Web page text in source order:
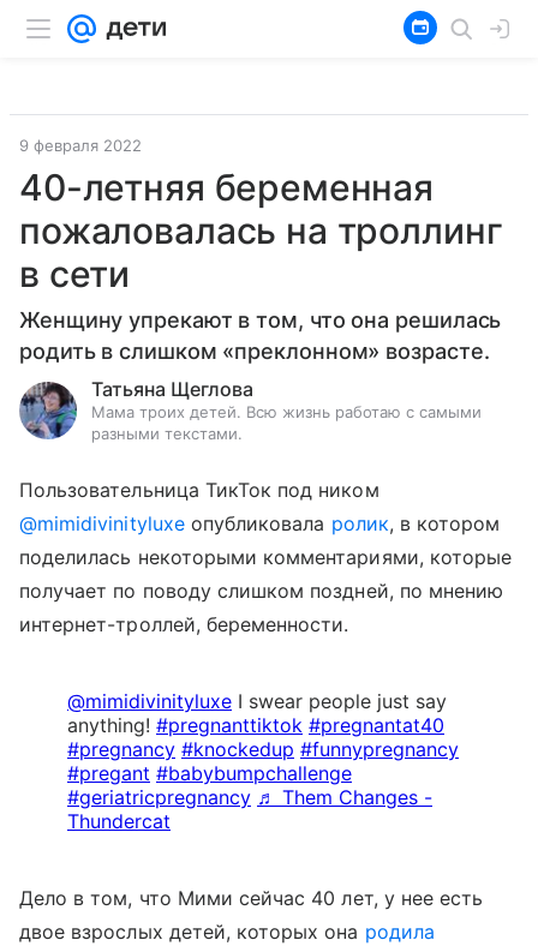
9 февраля 2022
40-летняя беременная
пожаловалась на троллинг
в сети
Женщину упрекают в том, что она решилась
родить в слишком «преклонном» возрасте.
Татьяна Щеглова
Мама троих детей. Всю жизнь работаю с самыми
разными текстами.
Пользовательница ТикТок под ником
@mimidivinityluxeопубликовала ролик, в котором
поделилась некоторыми комментариями, которые
получает по поводу слишком поздней, по мнению
интернет-троллей, беременности.
@mimidivinityluxe I swear people just say
anything! #pregnanttiktok #pregnantat40
#pregnancy #knockedup #funnypregnancy
#pregant #babybumpchallenge
#geriatricpregnancy ♬ Them Changes -
Thundercat
Дело в том, что Мими сейчас 40 лет, у нее есть
двое взрослых детей, которых она родила